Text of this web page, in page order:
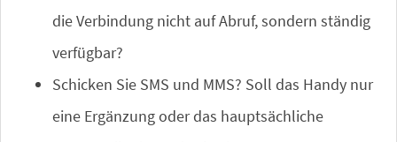
die Verbindung nicht auf Abruf, sondern ständig
verfügbar?
Schicken Sie SMS und MMS? Soll das Handy nur
eine Ergänzung oder das hauptsächliche